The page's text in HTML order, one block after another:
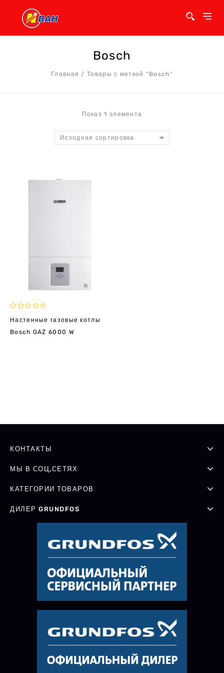
Bosch
Главная /Товары с меткой “Bosch”
Показ 1 элемента
Исходная сортировка
out
of
Настенные газовые котлы
Bosch GAZ 6000 W
КОНТАКТЫ
МЫ В СОЦ,СЕТЯХ
КАТЕГОРИИ ТОВАРОВ
ДИЛЕР GRUNDFOS